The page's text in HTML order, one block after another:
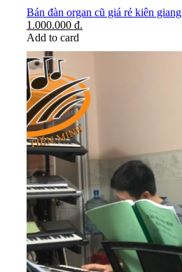
Bán đàn organ cũ giá rẻ kiên giang
1.000.000 đ.
Add to card